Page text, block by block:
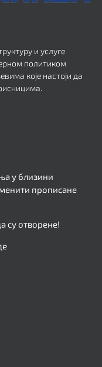
и услуге
политиком
које настоји да
у близини
прописане
су отворене!